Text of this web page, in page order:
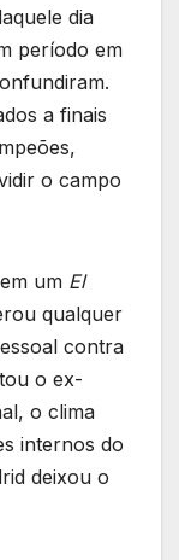
dia
período em
a finais
o campo
um El
qualquer
contra
o ex-
o clima
internos do
deixou o